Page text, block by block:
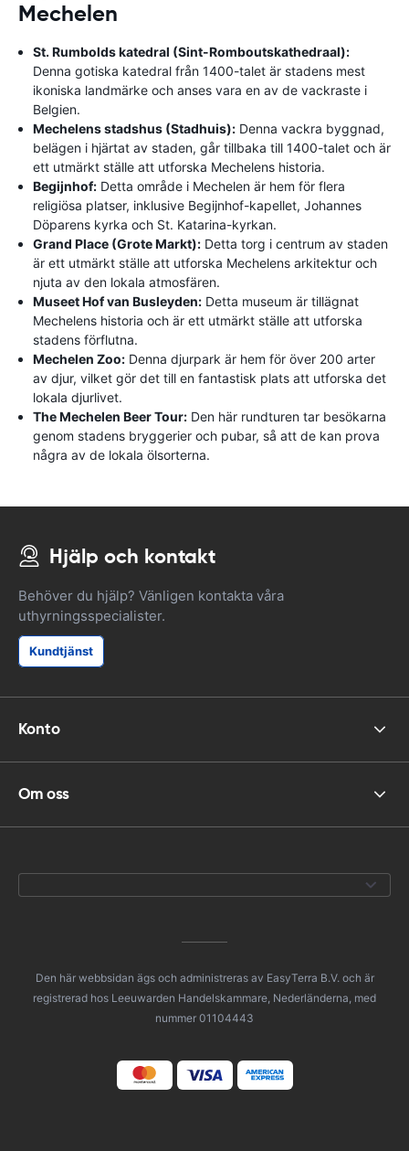
Mechelen
St. Rumbolds katedral (Sint-Romboutskathedraal):
Denna gotiska katedral från 1400-talet är stadens mest
ikoniska landmärke och anses vara en av de vackraste i
Belgien.
Mechelens stadshus (Stadhuis): Denna vackra byggnad,
belägen i hjärtat av staden, går tillbaka till 1400-talet och är
ett utmärkt ställe att utforska Mechelens historia.
Begijnhof: Detta område i Mechelen är hem för flera
religiösa platser, inklusive Begijnhof-kapellet, Johannes
Döparens kyrka och St. Katarina-kyrkan.
Grand Place (Grote Markt): Detta torg i centrum av staden
är ett utmärkt ställe att utforska Mechelens arkitektur och
njuta av den lokala atmosfären.
Museet Hof van Busleyden: Detta museum är tillägnat
Mechelens historia och är ett utmärkt ställe att utforska
stadens förflutna.
Mechelen Zoo: Denna djurpark är hem för över 200 arter
av djur, vilket gör det till en fantastisk plats att utforska det
lokala djurlivet.
The Mechelen Beer Tour: Den här rundturen tar besökarna
genom stadens bryggerier och pubar, så att de kan prova
några av de lokala ölsorterna.
Hjälp och kontakt
Behöver du hjälp? Vänligen kontakta våra
uthyrningsspecialister.
Kundtjänst
Konto
Om oss
Den här webbsidan ägs och administreras av EasyTerra B.V. och är
registrerad hos Leeuwarden Handelskammare, Nederländerna, med
nummer 01104443